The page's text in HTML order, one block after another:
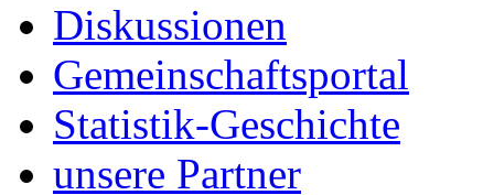
Diskussionen
Gemeinschaftsportal
Statistik-Geschichte
unsere Partner